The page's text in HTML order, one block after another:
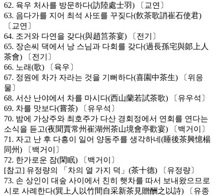
62. 육우 처사를 방문하다(訪陸處士羽) 〔교연〕
63. 음다가를 지어 최석 사또를 꾸짖다(飮茶歌誚崔石使君)
〔교연〕
64. 조거와 다연을 갖다(與趙筥茶宴) 〔전기〕
65. 장손씨 댁에서 낭 스님과 다회를 갖다(過長孫宅與郞上人
茶會) 〔전기〕
66. 노래(歌) 〔육우〕
67. 정원에 차가 자라는 것을 기뻐하다(喜園中茶生) 〔위응
물〕
68. 서산 난야에서 차를 마시다(西山蘭若試茶歌) 〔유우석〕
69. 차를 맛보다(嘗茶) 〔유우석〕
70. 밤에 가상주와 최호주가 다산 경회정에서 연회를 연다는
소식을 듣고(夜聞賈常州崔湖州茶山境會亭歡宴) 〔백거이〕
71. 자고 난 후 다흥이 일어 양동주를 생각하네(睡後茶興憶楊
同州) 〔백거이〕
72. 한가로운 잠(閑眠) 〔백거이〕
[참고] 유정량의 「차의 열 가지 덕」(茶十德) 〔유정량〕
73. 손 상인이 대숲 사이에서 친히 햇차를 따서 보내왔으므로
시로 사례한다(巽上人以竹間自采新茶見贈酬之以詩) 〔유종